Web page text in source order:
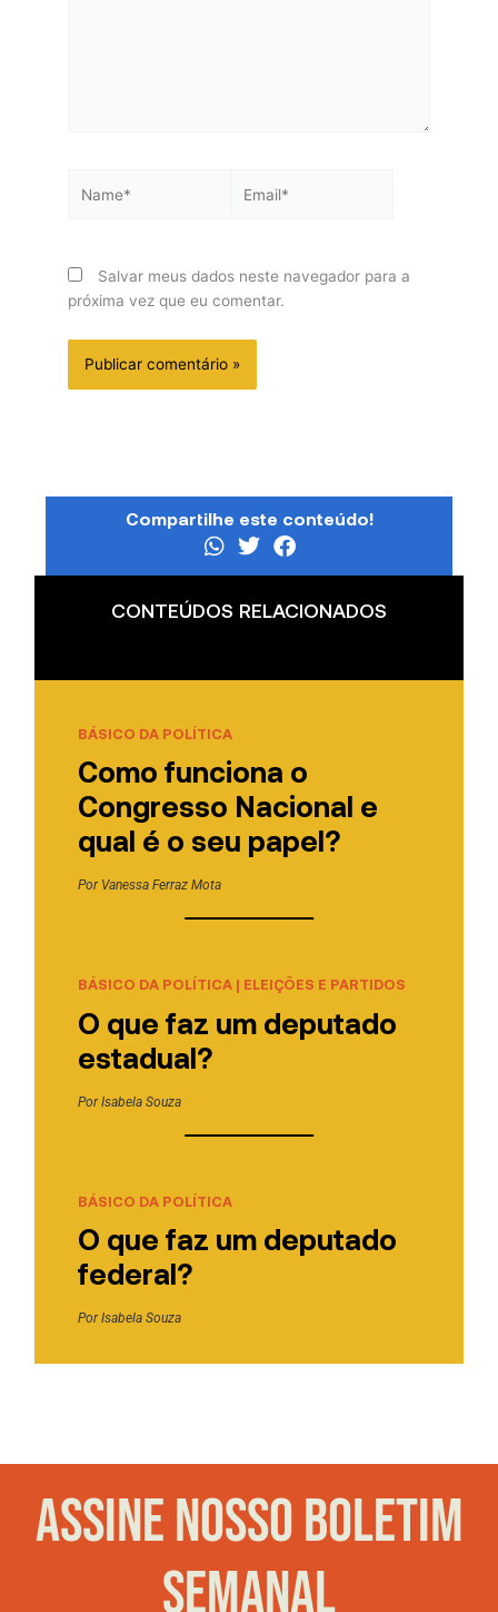
Salvar meus dados neste navegador para a
próxima vez que eu comentar.
Compartilhe este conteúdo!
CONTEÚDOS RELACIONADOS
BÁSICO DA POLÍTICA
Como funciona o
Congresso Nacional e
qual é o seu papel?
Por Vanessa Ferraz Mota
BÁSICO DA POLÍTICA| ELEIÇÕES E PARTIDOS
O que faz um deputado
estadual?
PorIsabela Souza
BÁSICO DA POLÍTICA
O que faz um deputado
federal?
PorIsabela Souza
ASSINE NOSSO BOLETIM
SEMANAL